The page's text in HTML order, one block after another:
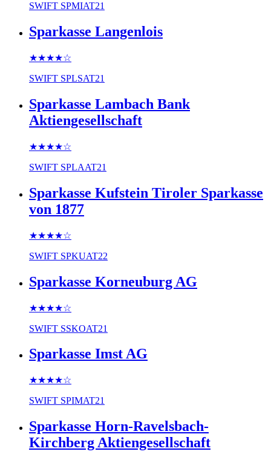
SWIFT SPMIAT21
Sparkasse Langenlois
★★★★☆
SWIFT SPLSAT21
Sparkasse Lambach Bank
Aktiengesellschaft
★★★★☆
SWIFT SPLAAT21
Sparkasse Kufstein Tiroler Sparkasse
von 1877
★★★★☆
SWIFT SPKUAT22
Sparkasse Korneuburg AG
★★★★☆
SWIFT SSKOAT21
Sparkasse Imst AG
★★★★☆
SWIFT SPIMAT21
Sparkasse Horn-Ravelsbach-
Kirchberg Aktiengesellschaft